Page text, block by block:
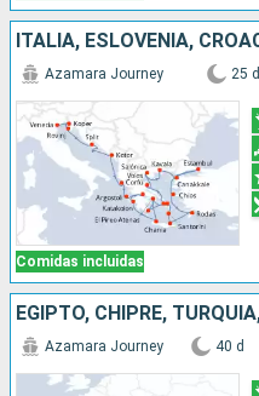
Comidas incluidas
Azamara Journey 25 d
Azamara Journey 40 d